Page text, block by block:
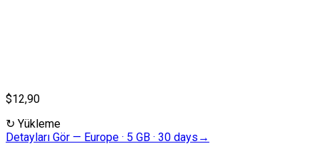
$12,90
↻ Yükleme
Detayları Gör — Europe · 5 GB · 30 days →